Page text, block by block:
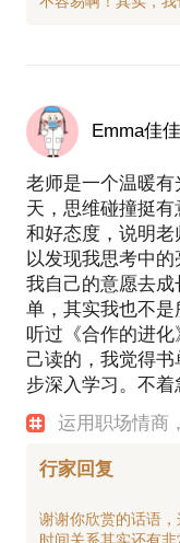
Emma佳佳
老师是一个温暖
天，思维碰撞挺
和好态度，说明
以发现我思考中
我自己的意愿去
单，其实我也不
听过《合作的进
己读的，我觉得
步深入学习。不着
运用职场情商
行家回复
谢谢你欣赏的话语，